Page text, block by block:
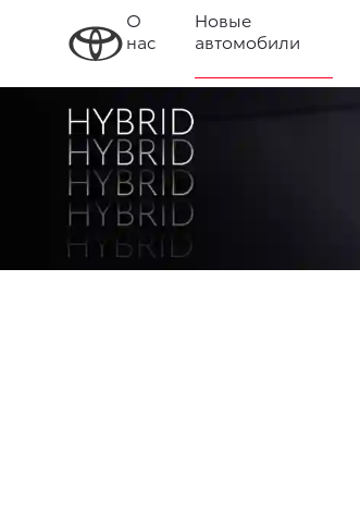
О
нас
Новые
автомобили